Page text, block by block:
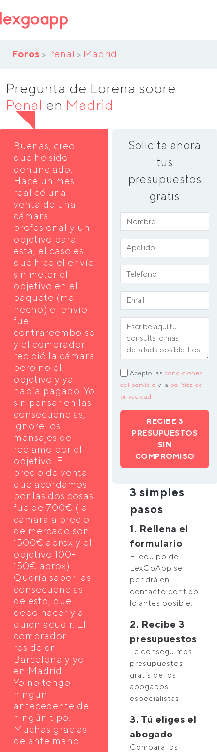
Foros > Penal > Madrid
Pregunta de Lorena sobre
Penal en Madrid
Buenas, creo
que he sido
denunciado.
Hace un mes
realicé una
venta de una
cámara
profesional y un
objetivo para
esta, el caso es
que hice el envío
sin meter el
objetivo en el
paquete (mal
hecho) el envío
fue
contrareembolso
y el comprador
recibió la cámara
pero no el
objetivo y ya
había pagado. Yo
sin pensar en las
consecuencias,
ignore los
mensajes de
reclamo por el
objetivo. El
precio de venta
que acordamos
por las dos cosas
fue de 700€ (la
cámara a precio
de mercado son
1500€ aprox y el
objetivo 100-
150€ aprox).
Quería saber las
consecuencias
de esto, que
debo hacer y a
quien acudir. El
comprador
reside en
Barcelona y yo
en Madrid.
Yo no tengo
ningún
antecedente de
ningún tipo.
Muchas gracias
de ante mano.
Solicita ahora
tus
presupuestos
gratis
Acepto las condiciones
del servicio y la política de
privacidad
RECIBE 3
PRESUPUESTOS
SIN
COMPROMISO
3 simples
pasos
1. Rellena el
formulario
El equipo de
LexGoApp se
pondrá en
contacto contigo
lo antes posible.
2. Recibe 3
presupuestos
Te conseguimos
presupuestos
gratis de los
abogados
especialistas
3. Tú eliges el
abogado
Compara los